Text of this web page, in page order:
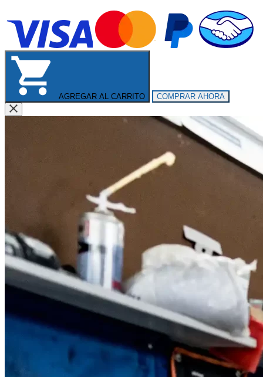
AGREGAR AL CARRITO COMPRAR AHORA